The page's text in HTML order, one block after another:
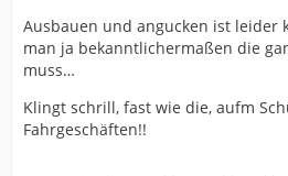
Ausbauen und angucken ist leider
man ja bekanntlichermaßen die
muss…
Klingt schrill, fast wie die, aufm
Fahrgeschäften!!